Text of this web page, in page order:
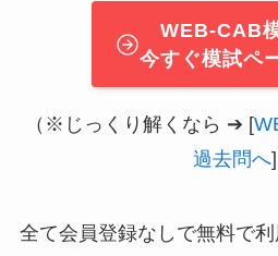
WEB-CAB
今すぐ模試ペ
（※じっくり解くなら ➔ [
過去問へ]
全て会員登録なしで無料で